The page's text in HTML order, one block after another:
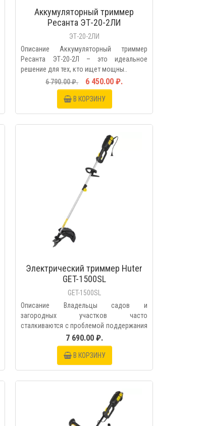
Аккумуляторный триммер
Ресанта ЭТ-20-2ЛИ
ЭТ-20-2ЛИ
Описание Аккумуляторный триммер
Ресанта ЭТ-20-2Л – это идеальное
решение для тех, кто ищет мощны..
6 790.00 ₽.
6 450.00 ₽.
В КОРЗИНУ
Электрический триммер Huter
GET-1500SL
GET-1500SL
Описание Владельцы садов и
загородных участков часто
сталкиваются с проблемой поддержания
7 690.00 ₽.
В КОРЗИНУ
БЫСТРЫЙ ПРОСМОТР